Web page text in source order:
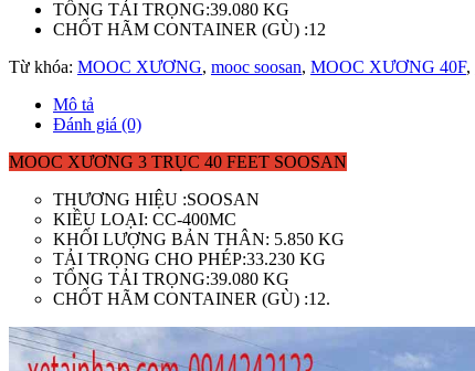
TỔNG TẢI TRỌNG:39.080 KG
CHỐT HÃM CONTAINER (GÙ) :12
Từ khóa: MOOC XƯƠNG, mooc soosan, MOOC XƯƠNG 40F,
Mô tả
Đánh giá (0)
MOOC XƯƠNG 3 TRỤC 40 FEET SOOSAN
THƯƠNG HIỆU :SOOSAN
KIỀU LOẠI: CC-400MC
KHỐI LƯỢNG BẢN THÂN: 5.850 KG
TẢI TRỌNG CHO PHÉP:33.230 KG
TỔNG TẢI TRỌNG:39.080 KG
CHỐT HÃM CONTAINER (GÙ) :12.